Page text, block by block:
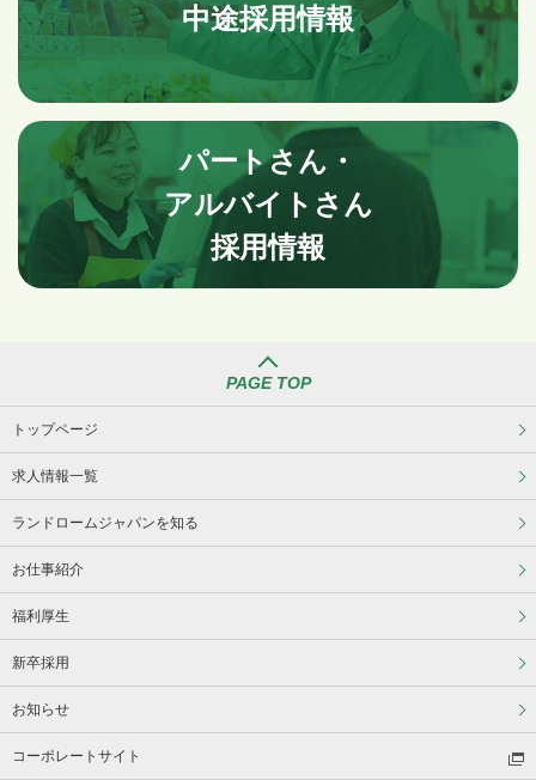
中途採用情報
パートさん・
アルバイトさん
採用情報
PAGE TOP
トップページ
求人情報一覧
ランドロームジャパンを知る
お仕事紹介
福利厚生
新卒採用
お知らせ
コーポレートサイト